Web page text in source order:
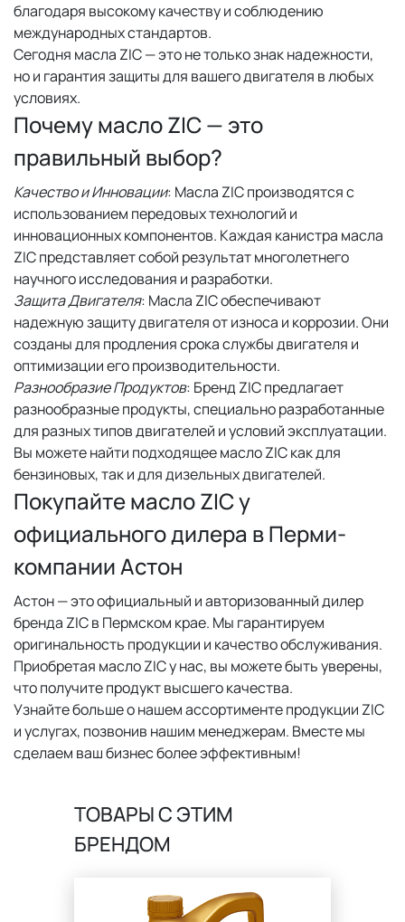
благодаря высокому качеству и соблюдению
международных стандартов.
Сегодня масла ZIC — это не только знак надежности,
но и гарантия защиты для вашего двигателя в любых
условиях.
Почему масло ZIC — это
правильный выбор?
Качество и Инновации: Масла ZIC производятся с
использованием передовых технологий и
инновационных компонентов. Каждая канистра масла
ZIC представляет собой результат многолетнего
научного исследования и разработки.
Защита Двигателя: Масла ZIC обеспечивают
надежную защиту двигателя от износа и коррозии. Они
созданы для продления срока службы двигателя и
оптимизации его производительности.
Разнообразие Продуктов: Бренд ZIC предлагает
разнообразные продукты, специально разработанные
для разных типов двигателей и условий эксплуатации.
Вы можете найти подходящее масло ZIC как для
бензиновых, так и для дизельных двигателей.
Покупайте масло ZIC у
официального дилера в Перми-
компании Астон
Астон — это официальный и авторизованный дилер
бренда ZIC в Пермском крае. Мы гарантируем
оригинальность продукции и качество обслуживания.
Приобретая масло ZIC у нас, вы можете быть уверены,
что получите продукт высшего качества.
Узнайте больше о нашем ассортименте продукции ZIC
и услугах, позвонив нашим менеджерам. Вместе мы
сделаем ваш бизнес более эффективным!
ТОВАРЫ C ЭТИМ
БРЕНДОМ